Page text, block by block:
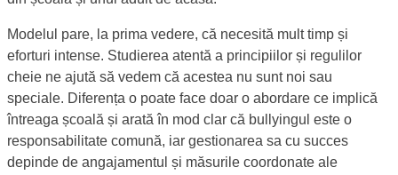
Modelul pare, la prima vedere, că necesită mult timp și
eforturi intense. Studierea atentă a principiilor și regulilor
cheie ne ajută să vedem că acestea nu sunt noi sau
speciale. Diferența o poate face doar o abordare ce implică
întreaga școală și arată în mod clar că bullyingul este o
responsabilitate comună, iar gestionarea sa cu succes
depinde de angajamentul și măsurile coordonate ale